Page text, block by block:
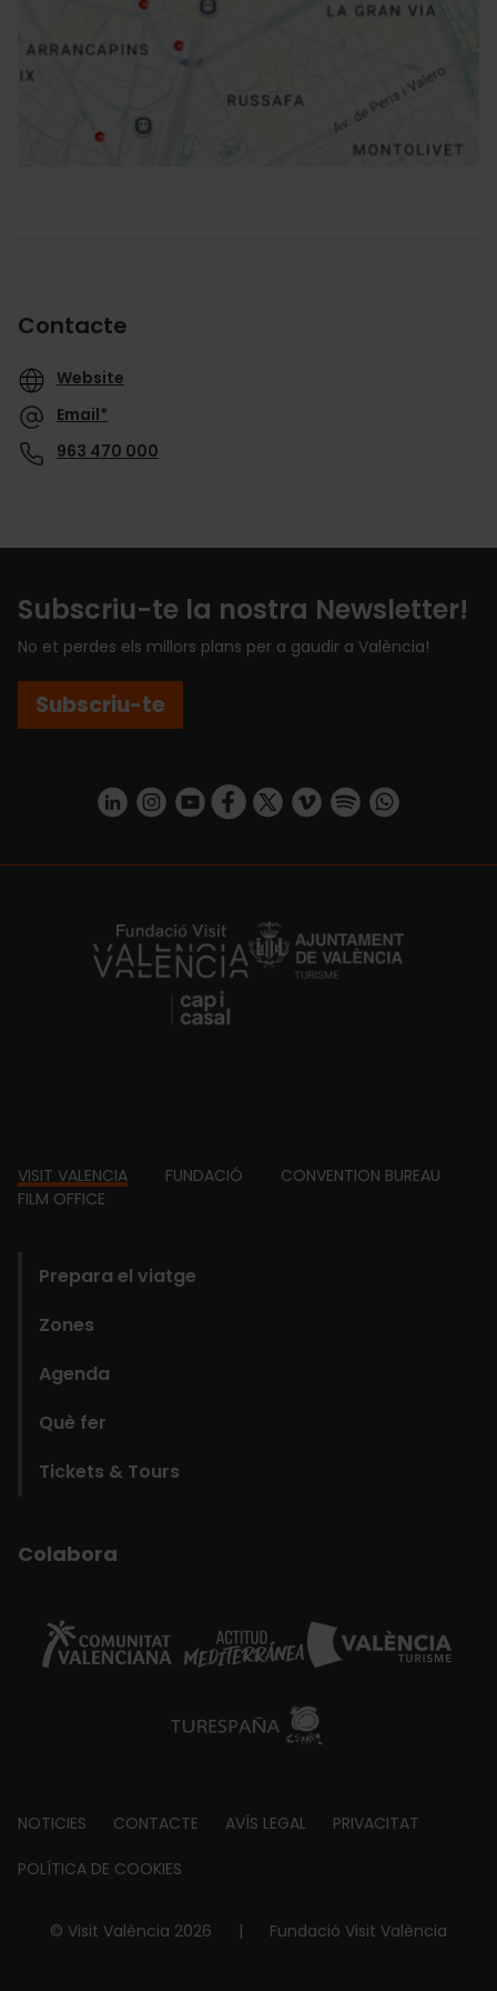
Direccions
Contacte
Website
Email*
963 470 000
Subscriu-te la nostra Newsletter!
No et perdes els millors plans per a gaudir a València!
Subscriu-te
https://www.linkedin.com/company/turismo-valencia/mycompany/
https://www.instagram.com/visit_valencia/
https://www.youtube.com/user/
https://www.facebook.com/
https://twitter.com/
https://vimeo.com/
https://https://api.whatsapp.com/
https://fundacion.visitvalencia.com/
Footer
VISIT VALENCIA FUNDACIÓ
CONVENTION BUREAU
FILM OFFICE
Prepara el viatge
Zones
Agenda
Què fer
Tickets & Tours
Colabora
Footer
about
NOTICIES CONTACTE AVÍS LEGAL PRIVACITAT
POLÍTICA DE COOKIES
© Visit València 2026 | Fundació Visit València